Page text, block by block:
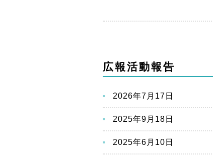
広報活動報告
2026年7月17日
2025年9月18日
2025年6月10日